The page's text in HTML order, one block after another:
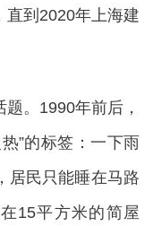
直到2020年上海建
。1990年前后，
”的标签：一下雨
居民只能睡在马路
15平方米的简屋